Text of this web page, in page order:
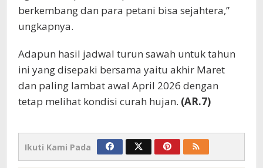
berkembang dan para petani bisa sejahtera,”
ungkapnya.
Adapun hasil jadwal turun sawah untuk tahun
ini yang disepaki bersama yaitu akhir Maret
dan paling lambat awal April 2026 dengan
tetap melihat kondisi curah hujan. (AR.7)
Ikuti Kami Pada